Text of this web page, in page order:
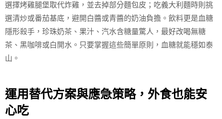
選擇烤雞腿堡取代炸雞，並去掉部分麵包皮；吃義大利麵時則挑
選清炒或番茄基底，避開白醬或青醬的奶油負擔。飲料更是血糖
隱形殺手，珍珠奶茶、果汁、汽水含糖量驚人，最好改喝無糖
茶、黑咖啡或白開水。只要掌握這些簡單原則，血糖就能穩如泰
山。
運用替代方案與應急策略，外食也能安
心吃